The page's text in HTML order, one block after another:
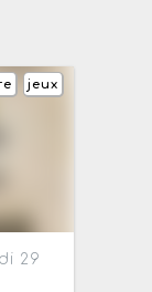
jeux
29